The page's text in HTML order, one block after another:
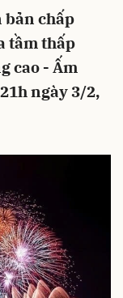
bản chấp
tầm thấp
cao - Ấm
ngày 3/2,